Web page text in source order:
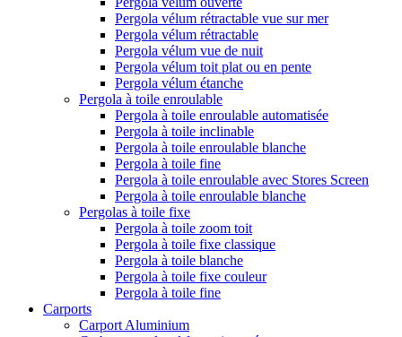
Pergola vélum rétractable vue sur mer
Pergola vélum rétractable
Pergola vélum vue de nuit
Pergola vélum toit plat ou en pente
Pergola vélum étanche
Pergola à toile enroulable
Pergola à toile enroulable automatisée
Pergola à toile inclinable
Pergola à toile enroulable blanche
Pergola à toile fine
Pergola à toile enroulable avec Stores Screen
Pergola à toile enroulable blanche
Pergolas à toile fixe
Pergola à toile zoom toit
Pergola à toile fixe classique
Pergola à toile blanche
Pergola à toile fixe couleur
Pergola à toile fine
Carports
Carport Aluminium